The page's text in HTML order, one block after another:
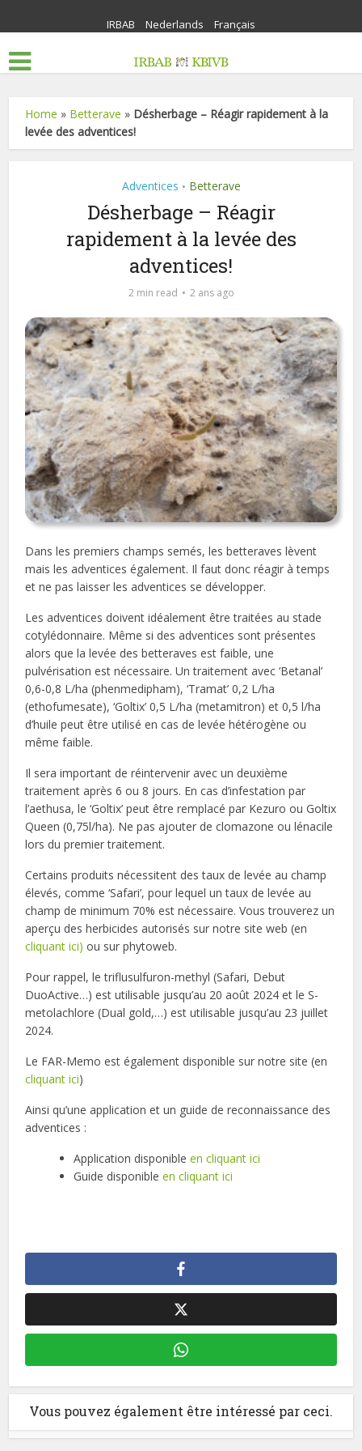
IRBAB Nederlands Français
Home » Betterave » Désherbage – Réagir rapidement à la
levée des adventices!
Adventices • Betterave
Désherbage – Réagir
rapidement à la levée des
adventices!
2 min read 2 ans ago
Dans les premiers champs semés, les betteraves lèvent
mais les adventices également. Il faut donc réagir à temps
et ne pas laisser les adventices se développer.
Les adventices doivent idéalement être traitées au stade
cotylédonnaire. Même si des adventices sont présentes
alors que la levée des betteraves est faible, une
pulvérisation est nécessaire. Un traitement avec ‘Betanal’
0,6-0,8 L/ha (phenmedipham), ‘Tramat’ 0,2 L/ha
(ethofumesate), ‘Goltix’ 0,5 L/ha (metamitron) et 0,5 l/ha
d’huile peut être utilisé en cas de levée hétérogène ou
même faible.
Il sera important de réintervenir avec un deuxième
traitement après 6 ou 8 jours. En cas d’infestation par
l’aethusa, le ‘Goltix’ peut être remplacé par Kezuro ou Goltix
Queen (0,75l/ha). Ne pas ajouter de clomazone ou lénacile
lors du premier traitement.
Certains produits nécessitent des taux de levée au champ
élevés, comme ‘Safari’, pour lequel un taux de levée au
champ de minimum 70% est nécessaire. Vous trouverez un
aperçu des herbicides autorisés sur notre site web (en
cliquant ici) ou sur phytoweb.
Pour rappel, le triflusulfuron-methyl (Safari, Debut
DuoActive…) est utilisable jusqu’au 20 août 2024 et le S-
metolachlore (Dual gold,…) est utilisable jusqu’au 23 juillet
2024.
Le FAR-Memo est également disponible sur notre site (en
cliquant ici)
Ainsi qu’une application et un guide de reconnaissance des
adventices :
Application disponibleen cliquant ici
Guide disponibleen cliquant ici
Vous pouvez également être intéressé par ceci.